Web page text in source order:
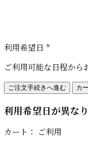
利用希望日 *
ご利用可能な日程から
ご注文手続きへ進む カ
利用希望日が異な
カート：
ご利用